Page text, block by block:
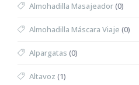
Almohadilla Masajeador(0)
Almohadilla Máscara Viaje (0)
Alpargatas (0)
Altavoz (1)